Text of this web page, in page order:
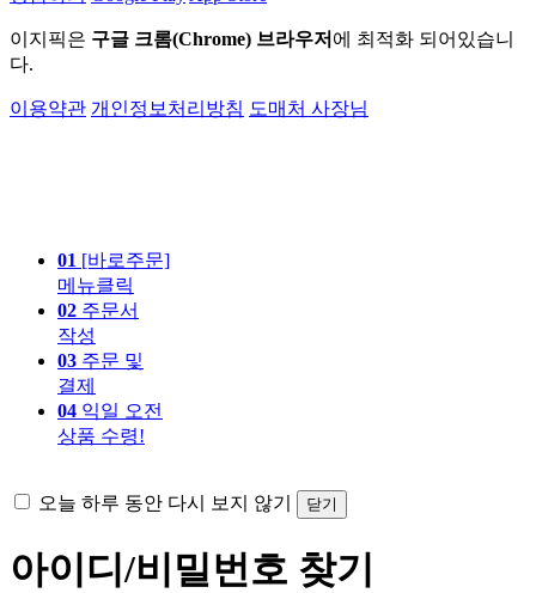
이지픽은 구글 크롬(Chrome) 브라우저 에 최적화 되어있습니
다.
이용약관 개인정보처리방침 도매처 사장님
01 [바로주문]
메뉴클릭
02 주문서
작성
03 주문 및
결제
04 익일 오전
상품 수령!
오늘 하루 동안 다시 보지 않기 닫기
아이디/비밀번호 찾기